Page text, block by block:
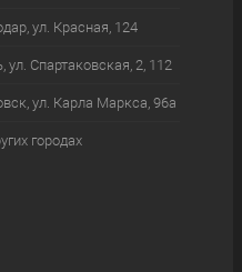
ул. Красная, 124
ул. Спартаковская, 2, 112
ул. Карла Маркса, 96а
городах